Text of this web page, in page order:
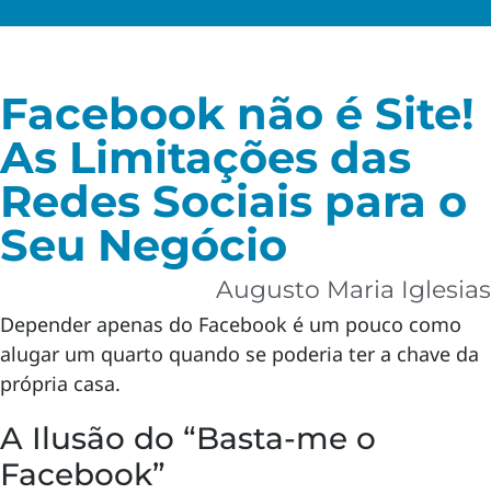
Facebook não é Site!
As Limitações das
Redes Sociais para o
Seu Negócio
Augusto Maria Iglesias
Depender apenas do Facebook é um pouco como
alugar um quarto quando se poderia ter a chave da
própria casa.
A Ilusão do “Basta-me o
Facebook”